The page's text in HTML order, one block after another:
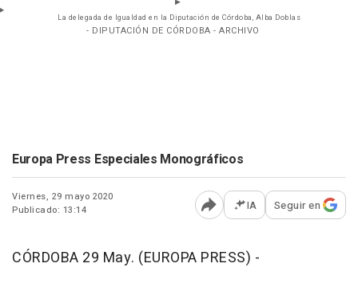
La delegada de Igualdad en la Diputación de Córdoba, Alba Doblas
- DIPUTACIÓN DE CÓRDOBA - ARCHIVO
Europa Press Especiales Monográficos
Viernes, 29 mayo 2020
Publicado: 13:14
Abrir opciones para
IA Seguir en
CÓRDOBA 29 May. (EUROPA PRESS) -